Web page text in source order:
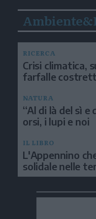
RICERCA
Crisi climatica,
farfalle
NATURA
“Al di là del sì e
orsi, i lupi e noi
IL LIBRO
L'Appennino
solidale nelle